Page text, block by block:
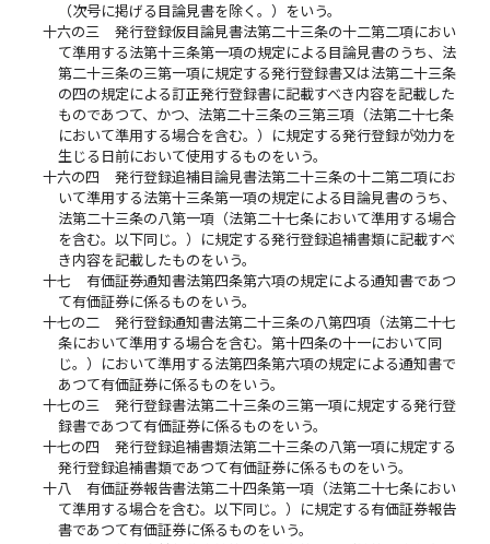
（次号に掲げる目論見書を除く。）をいう。
十六の三
発行登録仮目論見書法第二十三条の十二第二項におい
て準用する法第十三条第一項の規定による目論見書のうち、法
第二十三条の三第一項に規定する発行登録書又は法第二十三条
の四の規定による訂正発行登録書に記載すべき内容を記載した
ものであつて、かつ、法第二十三条の三第三項（法第二十七条
において準用する場合を含む。）に規定する発行登録が効力を
生じる日前において使用するものをいう。
十六の四
発行登録追補目論見書法第二十三条の十二第二項にお
いて準用する法第十三条第一項の規定による目論見書のうち、
法第二十三条の八第一項（法第二十七条において準用する場合
を含む。以下同じ。）に規定する発行登録追補書類に記載すべ
き内容を記載したものをいう。
十七
有価証券通知書法第四条第六項の規定による通知書であつ
て有価証券に係るものをいう。
十七の二
発行登録通知書法第二十三条の八第四項（法第二十七
条において準用する場合を含む。第十四条の十一において同
じ。）において準用する法第四条第六項の規定による通知書で
あつて有価証券に係るものをいう。
十七の三
発行登録書法第二十三条の三第一項に規定する発行登
録書であつて有価証券に係るものをいう。
十七の四
発行登録追補書類法第二十三条の八第一項に規定する
発行登録追補書類であつて有価証券に係るものをいう。
十八
有価証券報告書法第二十四条第一項（法第二十七条におい
て準用する場合を含む。以下同じ。）に規定する有価証券報告
書であつて有価証券に係るものをいう。